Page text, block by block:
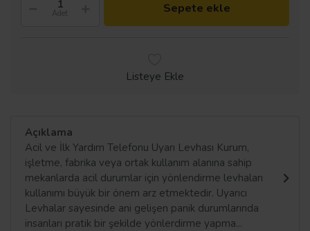
Adet Sepete ekle
Listeye Ekle
Açıklama
Acil ve İlk Yardım Telefonu Uyarı Levhası Kurum,
işletme, fabrika veya ortak kullanım alanına sahip
mekanlarda acil durumlar için yönlendirme levhaları
kullanımı büyük bir önem arz etmektedir. Uyarıcı
Levhalar sayesinde ani gelişen panik durumlarında
insanları pratik bir şekilde yönlerdirme yapma...